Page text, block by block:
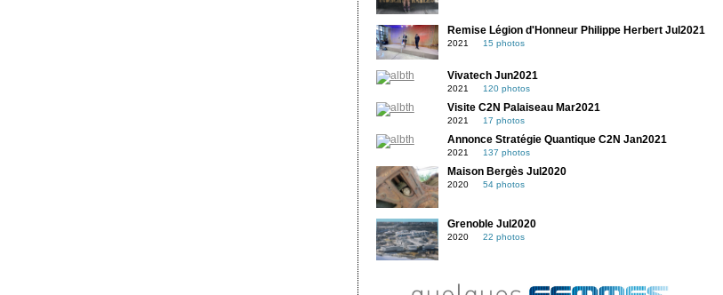
Remise Légion d'Honneur Philippe Herbert Jul2021
2021 15 photos
Vivatech Jun2021
2021 120 photos
Visite C2N Palaiseau Mar2021
2021 17 photos
Annonce Stratégie Quantique C2N Jan2021
2021 137 photos
Maison Bergès Jul2020
2020 54 photos
Grenoble Jul2020
2020 22 photos